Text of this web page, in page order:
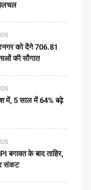
को देंगे 706.81
की सौगात
में, 5 साल में 64% बढ़े
बगावत के बाद ताहिर,
संकट